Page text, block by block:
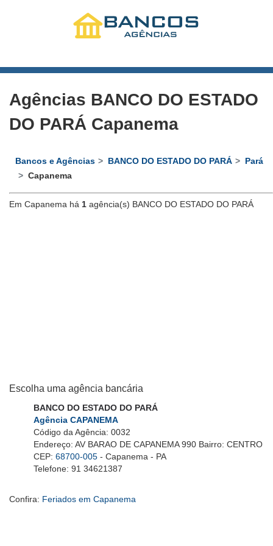
Agências BANCO DO ESTADO
DO PARÁ Capanema
Bancos e Agências BANCO DO ESTADO DO PARÁ
Pará
Capanema
Em Capanema há 1 agência(s) BANCO DO ESTADO DO PARÁ
Escolha uma agência bancária
BANCO DO ESTADO DO PARÁ
Agência CAPANEMA
Código da Agência: 0032
Endereço: AV BARAO DE CAPANEMA 990 Bairro: CENTRO
CEP: 68700-005 - Capanema - PA
Telefone: 91 34621387
Confira: Feriados em Capanema